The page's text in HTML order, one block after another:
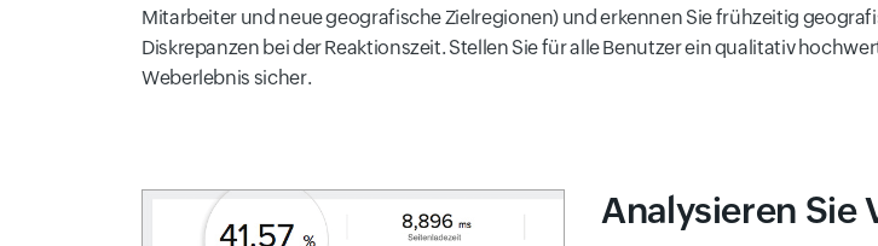
Mitarbeiter und neue geografische Zielregionen) und erkennen Sie frühzeitig
Diskrepanzen bei der Reaktionszeit. Stellen Sie für alle Benutzer ein qualitativ
Weberlebnis sicher.
Analysieren Sie